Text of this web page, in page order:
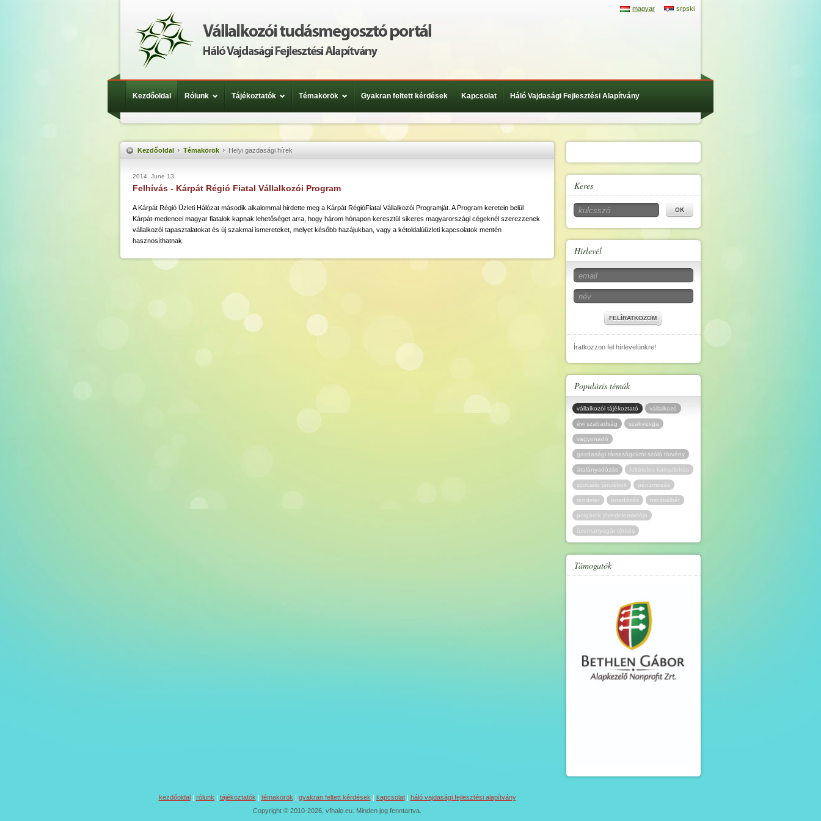
srpski
magyar
Kezdőoldal Rólunk Tájékoztatók Témakörök Gyakran feltett kérdések Kapcsolat Háló Vajdasági Fejlesztési Alapítvány
Kezdőoldal Témakörök Helyi gazdasági hírek
2014. June 13.
Felhívás - Kárpát Régió Fiatal Vállalkozói Program
A Kárpát Régió Üzleti Hálózat második alkalommal hirdette meg a Kárpát RégióFiatal Vállalkozói Programját. A Program keretein belül
Kárpát-medencei magyar fiatalok kapnak lehetőséget arra, hogy három hónapon keresztül sikeres magyarországi cégeknél szerezzenek
vállalkozói tapasztalatokat és új szakmai ismereteket, melyet később hazájukban, vagy a kétoldalúüzleti kapcsolatok mentén
hasznosíthatnak.
Keres
Hírlevél
FELÍRATKOZOM
Íratkozzon fel hírlevelünkre!
Populáris témák
vállalkozói tájékoztató vállalkozó
évi szabadság szakvizsga
vagyonadó
gazdasági társaságokról szóló törvény
átalányadózás feltételes kamatleírás
szociális járulékok pénzmosás
rendelet önadózás minimálbér
polgárok jövedelemadója
üzemanyagár-térítés
Támogatók
kezdőoldal| rólunk | tájékoztatók | témakörök | gyakran feltett kérdések | kapcsolat| háló vajdasági fejlesztési alapítvány
Copyright © 2010-2026, vfhalo.eu. Minden jog fenntartva.